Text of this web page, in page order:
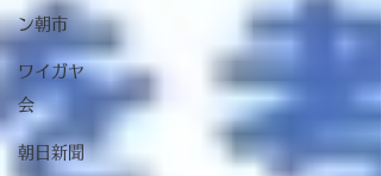
ン朝市
ワイガヤ
会
朝日新聞